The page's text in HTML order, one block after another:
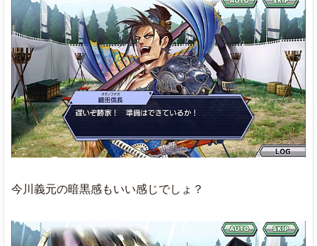
今川義元の暗黒感もいい感じでしょ？